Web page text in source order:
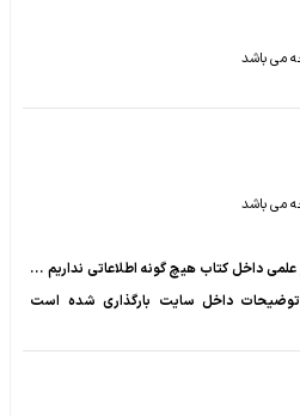
می باشد
می باشد
داخل کتاب هیچ گونه اطلاعاتی نداریم ...
داخل سایت بارگذاری شده است